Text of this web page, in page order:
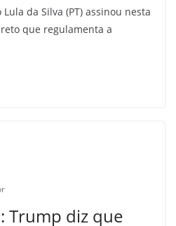
da Silva (PT) assinou nesta
que regulamenta a
Trump diz que